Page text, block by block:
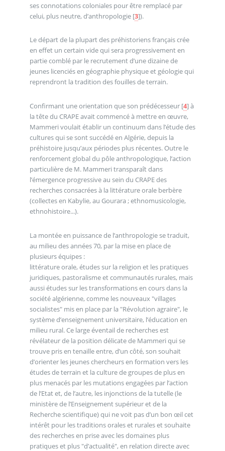
ses connotations coloniales pour être remplacé par
celui, plus neutre, d’anthropologie[3]).
Le départ de la plupart des préhistoriens français crée
en effet un certain vide qui sera progressivement en
partie comblé par le recrutement d’une dizaine de
jeunes licenciés en géographie physique et géologie qui
reprendront la tradition des fouilles de terrain.
Confirmant une orientation que son prédécesseur[4]à
la tête du CRAPE avait commencé à mettre en œuvre,
Mammeri voulait établir un continuum dans l’étude des
cultures qui se sont succédé en Algérie, depuis la
préhistoire jusqu’aux périodes plus récentes. Outre le
renforcement global du pôle anthropologique, l’action
particulière de M. Mammeri transparaît dans
l’émergence progressive au sein du CRAPE des
recherches consacrées à la littérature orale berbère
(collectes en Kabylie, au Gourara ; ethnomusicologie,
ethnohistoire...).
La montée en puissance de l’anthropologie se traduit,
au milieu des années 70, par la mise en place de
plusieurs équipes :
littérature orale, études sur la religion et les pratiques
juridiques, pastoralisme et communautés rurales, mais
aussi études sur les transformations en cours dans la
société algérienne, comme les nouveaux "villages
socialistes" mis en place par la "Révolution agraire", le
système d’enseignement universitaire, l’éducation en
milieu rural. Ce large éventail de recherches est
révélateur de la position délicate de Mammeri qui se
trouve pris en tenaille entre, d’un côté, son souhait
d’orienter les jeunes chercheurs en formation vers les
études de terrain et la culture de groupes de plus en
plus menacés par les mutations engagées par l’action
de l’Etat et, de l’autre, les injonctions de la tutelle (le
ministère de l’Enseignement supérieur et de la
Recherche scientifique) qui ne voit pas d’un bon œil cet
intérêt pour les traditions orales et rurales et souhaite
des recherches en prise avec les domaines plus
pratiques et plus "d’actualité", en relation directe avec